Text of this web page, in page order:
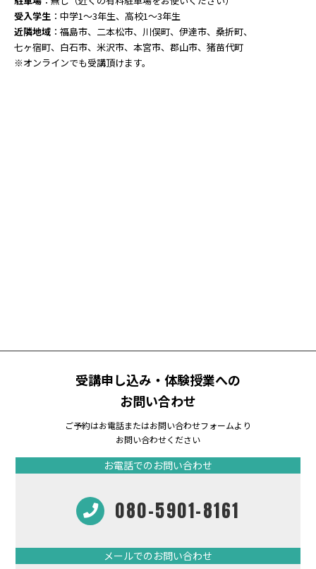
受入学生 ：中学1～3年生、高校1～3年生
近隣地域 ：福島市、二本松市、川俣町、伊達市、桑折町、
七ヶ宿町、白石市、米沢市、本宮市、郡山市、猪苗代町
※オンラインでも受講頂けます。
受講申し込み・体験授業への
お問い合わせ
ご予約はお電話またはお問い合わせフォームより
お問い合わせください
お電話でのお問い合わせ
080-5901-8161
メールでのお問い合わせ